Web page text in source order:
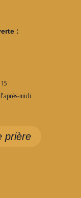
:
midi
prière